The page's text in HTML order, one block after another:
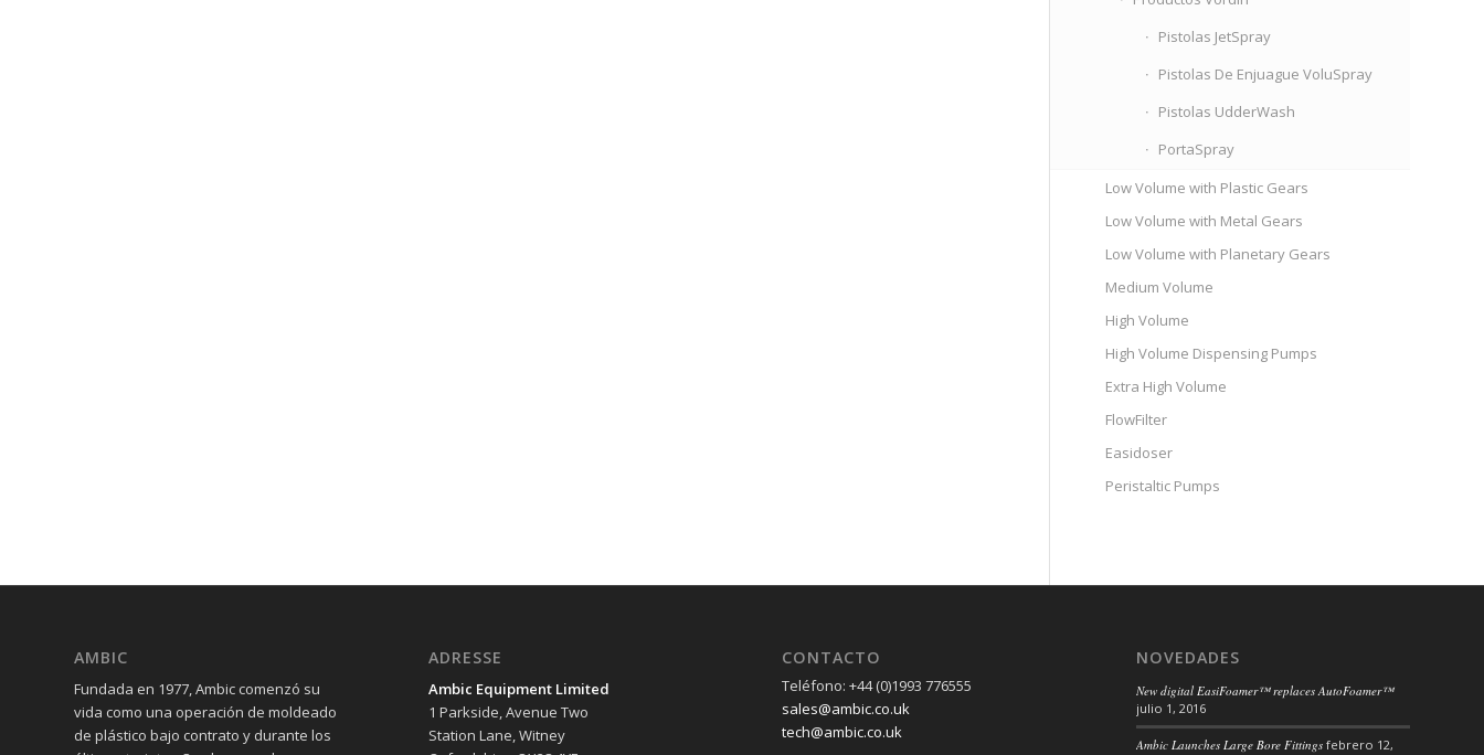
Pistolas JetSpray
Pistolas De Enjuague VoluSpray
Pistolas UdderWash
PortaSpray
Low Volume with Plastic Gears
Low Volume with Metal Gears
Low Volume with Planetary Gears
Medium Volume
High Volume
High Volume Dispensing Pumps
Extra High Volume
FlowFilter
Easidoser
Peristaltic Pumps
AMBIC
Fundada en 1977, Ambic comenzó su
vida como una operación de moldeado
de plástico bajo contrato y durante los
ADRESSE
Ambic Equipment Limited
1 Parkside, Avenue Two
Station Lane, Witney
CONTACTO
Teléfono: +44 (0)1993 776555
sales@ambic.co.uk
tech@ambic.co.uk
NOVEDADES
New digital EasiFoamer™ replaces AutoFoamer™
julio 1, 2016
Ambic Launches Large Bore Fittings febrero 12,